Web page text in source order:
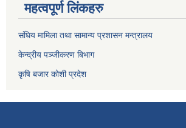
महत्वपूर्ण लिंकहरु
संघिय मामिला तथा सामान्य प्रशासन मन्त्रालय
केन्द्रीय पञ्जीकरण बिभाग
कृषि बजार कोशी प्रदेश